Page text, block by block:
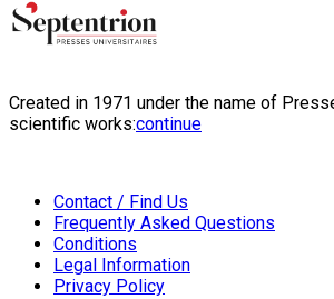
Created in 1971 under the name of
scientific works:continue
Contact / Find Us
Frequently Asked Questions
Conditions
Legal Information
Privacy Policy